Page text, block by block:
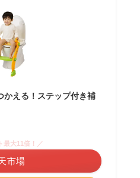
かえる！ステップ付き補
最大11倍！／
市場